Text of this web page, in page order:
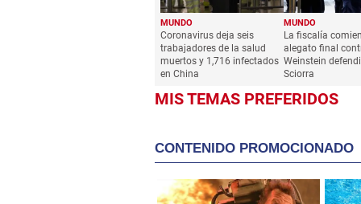
MUNDO
Coronavirus deja seis
trabajadores de la salud
muertos y 1,716 infectados
en China
MUNDO
La fiscalía
alegato final
Weinstein
Sciorra
MIS TEMAS PREFERIDOS
CONTENIDO PROMOCIONADO